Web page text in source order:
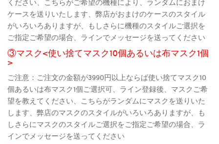
ケースを送りいたします、弊店がおまけのケースのスタイル
がいろいろありますが、もしさらに機種のスタイルご選択を
ご指定ご希望の場合、ラインでメッセージを送ってください
③マスク<使い捨てマスク10個あるいは布マスク1個
>
ご注意：ご注文の金額が3990円以上ならば使い捨てマスク10
個あるいは布マスク1個ご選択可、ライン登録後、マスクご希
望を教えてください、こちらがランダムにマスクを送りいた
します、弊店のマスクのスタイルがいろいろありますが、も
しさらにマスクのスタイルご選択をご指定ご希望の場合、ラ
インでメッセージを送ってください